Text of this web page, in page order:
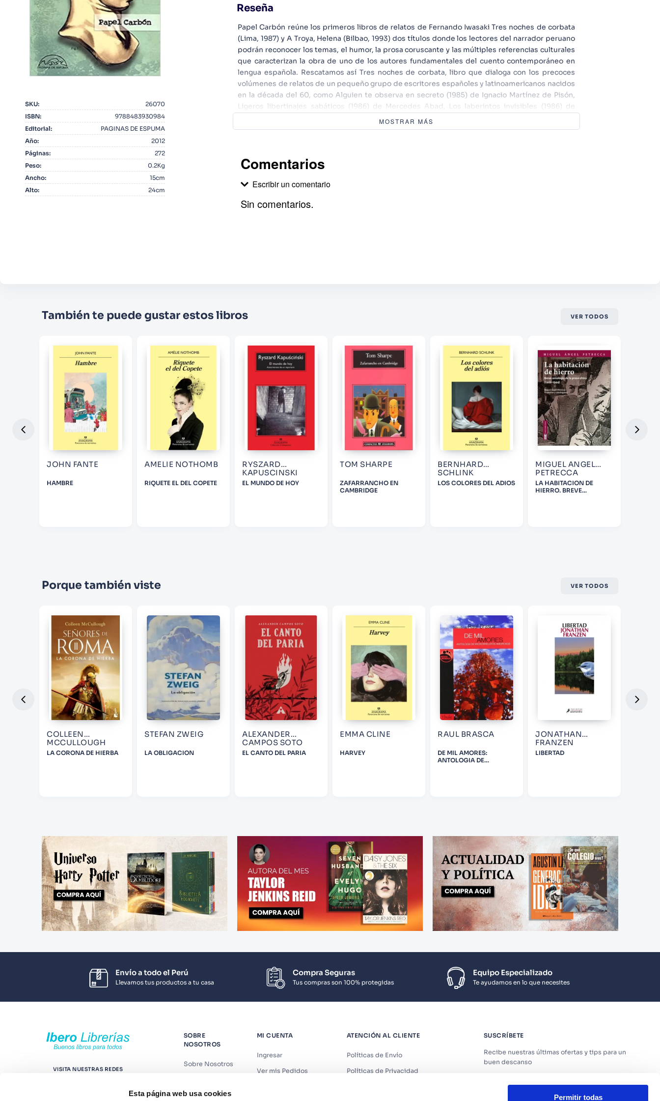
Esta página web usa cookies Permitir todas
SKU:
26070
ISBN:
9788483930984
Editorial:
PAGINAS DE ESPUMA
Año:
2012
Páginas:
272
Peso:
0.2Kg
Ancho:
15cm
Alto: 24cm
Reseña
Papel Carbón reúne los primeros libros de relatos de Fernando Iwasaki Tres noches de corbata
(Lima, 1987) y A Troya, Helena (Bilbao, 1993) dos títulos donde los lectores del narrador peruano
podrán reconocer los temas, el humor, la prosa coruscante y las múltiples referencias culturales
que caracterizan la obra de uno de los autores fundamentales del cuento contemporáneo en
lengua española. Rescatamos así Tres noches de corbata, libro que dialoga con los precoces
volúmenes de relatos de un pequeño grupo de escritores españoles y latinoamericanos nacidos
en la década del 60, como Alguien te observa en secreto (1985) de Ignacio Martínez de Pisón,
Ligeros libertinajes sabáticos (1986) de Mercedes Abad, Los laberintos invisibles (1986) de
Guillermo Busutil, Debería caérsete la cara de vergüenza (1986) de Sergi Pàmies, El móvil (1987)
de Javier Cercas, Veinte cuentos cortitos (1989) de Iban Zaldua, Infierno grande (1989) de
MOSTRAR MÁS
Comentarios
Escribir un comentario
Correo electrónico
Escribir comentario
ENVIAR COMENTARIO
Sin comentarios.
También te puede gustar estos libros VER TODOS
JOHN FANTE
HAMBRE
AMELIE NOTHOMB
RIQUETE EL DEL COPETE
RYSZARD
KAPUSCINSKI
EL MUNDO DE HOY
TOM SHARPE
ZAFARRANCHO EN
CAMBRIDGE
BERNHARD
SCHLINK
LOS COLORES DEL ADIOS
MIGUEL ANGEL
PETRECCA
LA HABITACION DE
HIERRO. BREVE
Porque también viste VER TODOS
COLLEEN
MCCULLOUGH
LA CORONA DE HIERBA
STEFAN ZWEIG
LA OBLIGACION
ALEXANDER
CAMPOS SOTO
EL CANTO DEL PARIA
EMMA CLINE
HARVEY
RAUL BRASCA
DE MIL AMORES:
ANTOLOGIA DE
JONATHAN
FRANZEN
LIBERTAD
Envío a todo el Perú
Llevamos tus productos a tu casa
Compra Seguras
Tus compras son 100% protegidas
Equipo Especializado
Te ayudamos en lo que necesites
VISITA NUESTRAS REDES
SOBRE
NOSOTROS
Sobre Nosotros
Contáctanos
MI CUENTA
Ingresar
Ver mis Pedidos
ATENCIÓN AL CLIENTE
Políticas de Envío
Políticas de Privacidad
SUSCRÍBETE
Recibe nuestras últimas ofertas y tips para un
buen descanso